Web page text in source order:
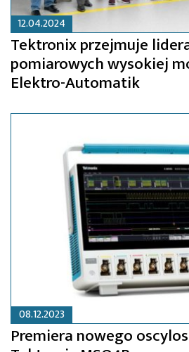
12.04.2024
Tektronix przejmuje
pomiarowych wysokiej
Elektro-Automatik
08.12.2023
Premiera nowego